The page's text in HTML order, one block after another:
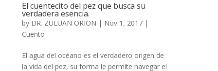
El cuentecito del pez que busca su
verdadera esencia.
by DR. ZULUAN ORION | Nov 1, 2017|
Cuento
El agua del océano es el verdadero origen de
la vida del pez, su forma le permite navegar el